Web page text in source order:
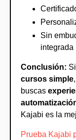
Sin
integrada
Conclusión:
cursos simple
buscas
Kajabi es la
Prueba Kajabi